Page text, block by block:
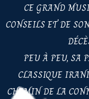
CE GRAND
CONSEILS ET DE
PEU À PEU, SA
CLASSIQUE
CHEMIN DE LA